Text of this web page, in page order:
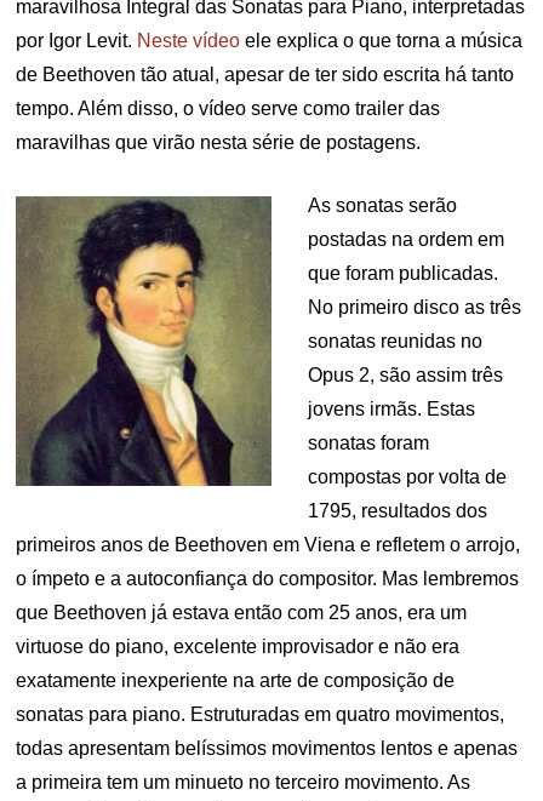
maravilhosa Integral das Sonatas para Piano, interpretadas
por Igor Levit. Neste vídeo ele explica o que torna a música
de Beethoven tão atual, apesar de ter sido escrita há tanto
tempo. Além disso, o vídeo serve como trailer das
maravilhas que virão nesta série de postagens.
As sonatas serão
postadas na ordem em
que foram publicadas.
No primeiro disco as três
sonatas reunidas no
Opus 2, são assim três
jovens irmãs. Estas
sonatas foram
compostas por volta de
1795, resultados dos
primeiros anos de Beethoven em Viena e refletem o arrojo,
o ímpeto e a autoconfiança do compositor. Mas lembremos
que Beethoven já estava então com 25 anos, era um
virtuose do piano, excelente improvisador e não era
exatamente inexperiente na arte de composição de
sonatas para piano. Estruturadas em quatro movimentos,
todas apresentam belíssimos movimentos lentos e apenas
a primeira tem um minueto no terceiro movimento. As